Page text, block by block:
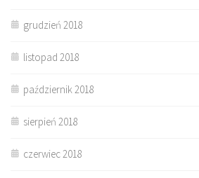
grudzień 2018
listopad 2018
październik 2018
sierpień 2018
czerwiec 2018